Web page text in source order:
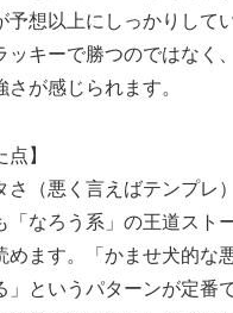
予想以上にしっかりして
ッキーで勝つのではなく
さが感じられます。
点】
さ（悪く言えばテンプレ）
「なろう系」の王道スト
めます。「かませ犬的な
」というパターンが定番